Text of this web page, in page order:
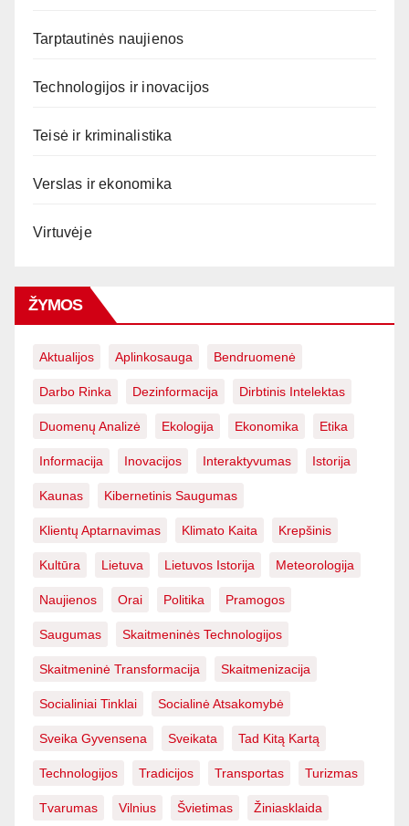
Tarptautinės naujienos
Technologijos ir inovacijos
Teisė ir kriminalistika
Verslas ir ekonomika
Virtuvėje
ŽYMOS
Aktualijos Aplinkosauga Bendruomenė
Darbo Rinka Dezinformacija Dirbtinis Intelektas
Duomenų Analizė Ekologija Ekonomika Etika
Informacija Inovacijos Interaktyvumas Istorija
Kaunas Kibernetinis Saugumas
Klientų Aptarnavimas Klimato Kaita Krepšinis
Kultūra Lietuva Lietuvos Istorija Meteorologija
Naujienos Orai Politika Pramogos
Saugumas Skaitmeninės Technologijos
Skaitmeninė Transformacija Skaitmenizacija
Socialiniai Tinklai Socialinė Atsakomybė
Sveika Gyvensena Sveikata Tad Kitą Kartą
Technologijos Tradicijos Transportas Turizmas
Tvarumas Vilnius Švietimas Žiniasklaida